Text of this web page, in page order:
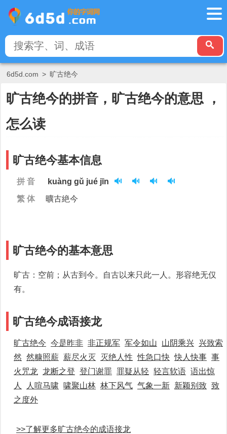
6d5d.com > 旷古绝今
旷古绝今的拼音，旷古绝今的意思 ，
怎么读
旷古绝今基本信息
拼 音
kuàng gǔ jué jīn
繁 体
曠古絶今
旷古绝今的基本意思
旷古：空前；从古到今。自古以来只此一人。形容绝无仅
有。
旷古绝今成语接龙
旷古绝今 今是昨非 非正规军 军令如山 山阴乘兴 兴致索
然 然糠照薪 薪尽火灭 灭绝人性 性急口快 快人快事 事
火咒龙 龙断之登 登门谢罪 罪疑从轻 轻言软语 语出惊
人
人喧马啸 啸聚山林 林下风气 气象一新 新颖别致 致
之度外
>>了解更多旷古绝今的成语接龙